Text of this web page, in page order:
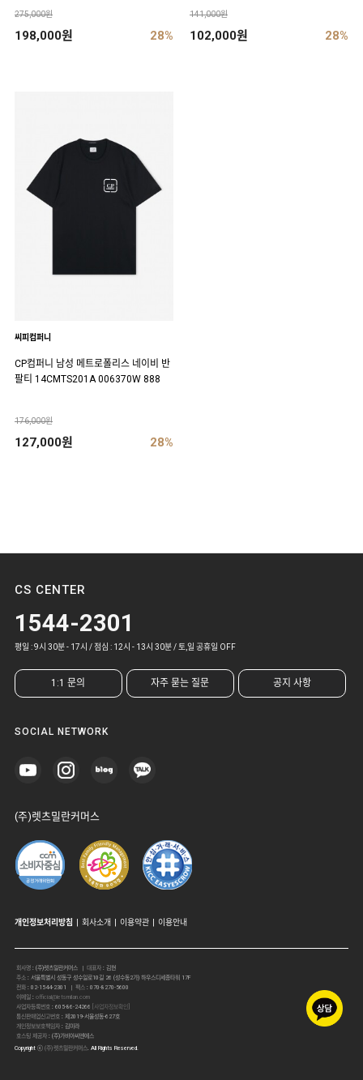
275,000원
198,000원 28%
141,000원
102,000원 28%
씨피컴퍼니
CP컴퍼니 남성 메트로폴리스 네이비 반
팔티 14CMTS201A 006370W 888
176,000원
127,000원 28%
CS CENTER
1544-2301
평일 : 9시 30분 - 17시 / 점심 : 12시 - 13시 30분 / 토,일 공휴일 OFF
1:1 문의 자주 묻는 질문 공지 사항
SOCIAL NETWORK
(주)렛츠밀란커머스
개인정보처리방침 회사소개 이용약관 이용안내
회사명 : (주)렛츠밀란커머스 | 대표자 : 김현
주소 : 서울특별시 성동구 성수일로10길 26 (성수동2가) 하우스디세종타워 17F
전화 : 02-1544-2301 | 팩스 : 070-8270-5600
이메일 : official@letsmilan.com
사업자등록번호 : 605-86-24266
[사업자정보확인]
통신판매업신고번호 : 제2019-서울성동-627호
개인정보보호책임자 : 김미라
호스팅 제공자 : (주)가비아씨엔에스
Copyright ⓒ (주)렛츠밀란커머스. All Rights Reserved.